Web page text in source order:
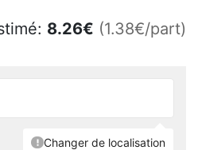
8.26€ (1.38€/part)